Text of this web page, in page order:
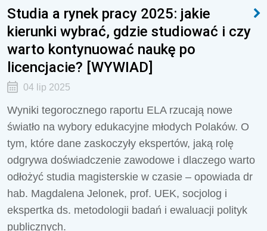
Studia a rynek pracy 2025: jakie
kierunki wybrać, gdzie studiować i czy
warto kontynuować naukę po
licencjacie? [WYWIAD]
04 lip 2025
Wyniki tegorocznego raportu ELA rzucają nowe
światło na wybory edukacyjne młodych Polaków. O
tym, które dane zaskoczyły ekspertów, jaką rolę
odgrywa doświadczenie zawodowe i dlaczego warto
odłożyć studia magisterskie w czasie – opowiada dr
hab. Magdalena Jelonek, prof. UEK, socjolog i
ekspertka ds. metodologii badań i ewaluacji polityk
publicznych.